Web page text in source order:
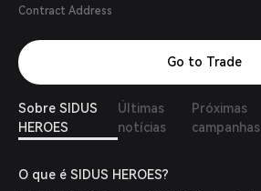
Contract Address
Go to Trade
Sobre SIDUS
HEROES
Últimas
notícias
Próximas
campanhas
O que é SIDUS HEROES?